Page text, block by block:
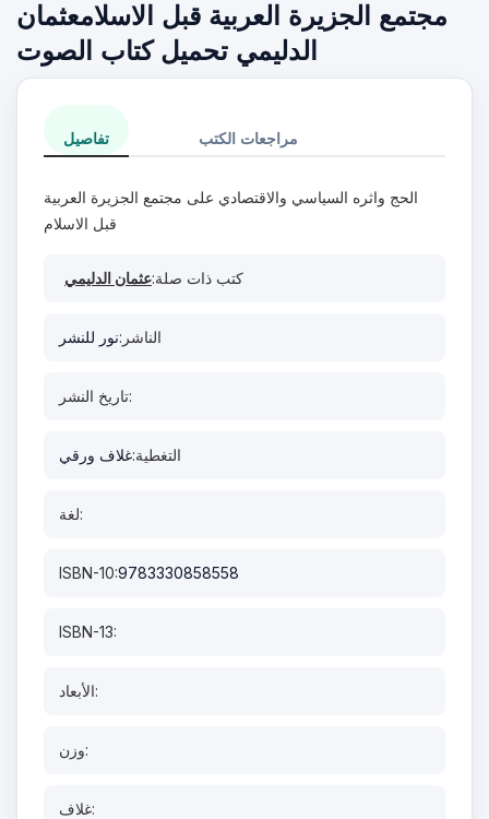
مجتمع الجزيرة العربية قبل الاسلامعثمان
الدليمي تحميل كتاب الصوت
تفاصيل مراجعات الكتب
الحج واثره السياسي والاقتصادي على مجتمع الجزيرة العربية
قبل الاسلام
كتب ذات صلة:عثمان الدليمي
الناشر:نور للنشر
تاريخ النشر:
التغطية:غلاف ورقي
لغة:
ISBN-10:9783330858558
ISBN-13:
الأبعاد:
وزن:
غلاف: